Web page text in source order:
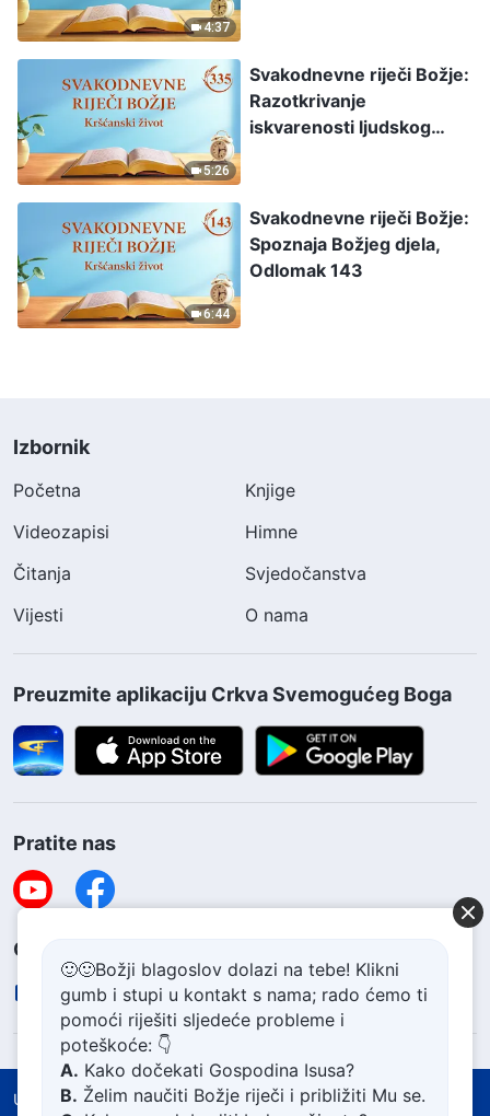
4:37
5:26
Svakodnevne riječi Božje:
Razotkrivanje
iskvarenosti ljudskog
6:44
Svakodnevne riječi Božje:
Spoznaja Božjeg djela,
Odlomak 143
Izbornik
Početna
Knjige
Videozapisi
Himne
Čitanja
Svjedočanstva
Vijesti
O nama
Preuzmite aplikaciju Crkva Svemogućeg Boga
Pratite nas
Obratite nam se
contact.hr@godfootsteps.org
Uvjeti korištenja
Politika zaštite privatnosti
🙂🙂Božji blagoslov dolazi na tebe! Klikni
gumb i stupi u kontakt s nama; rado ćemo ti
pomoći riješiti sljedeće probleme i
poteškoće: 👇
A. Kako dočekati Gospodina Isusa?
B. Želim naučiti Božje riječi i približiti Mu se.